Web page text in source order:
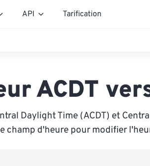
API Tarification
ACDT
Daylight Time (ACDT) et
champ d'heure pour modifier